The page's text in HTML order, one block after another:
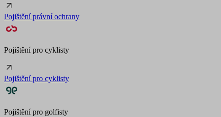
Pojištění právní ochrany
Pojištění pro cyklisty
Pojištění pro cyklisty
Pojištění pro golfisty